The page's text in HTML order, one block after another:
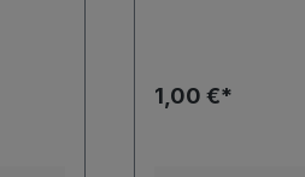
1,00 €*